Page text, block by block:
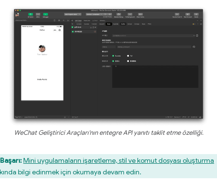
WeChat Geliştirici Araçları'nın entegre API yanıtı taklit etme özelliği.
Başarı:Mini uygulamaların işaretleme, stil ve komut dosyası oluşturma
bilgi edinmek için okumaya devam edin.